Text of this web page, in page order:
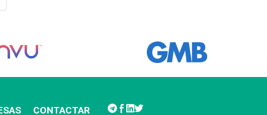
CONTACTAR